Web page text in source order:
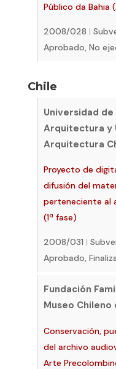
Público da Bahia
2008/028 |
Aprobado, No
Chile
Universidad
Arquitectura y
Arquitectura
Proyecto de
difusión del
perteneciente al
(1ª fase)
2008/031 |
Aprobado,
Fundación
Museo
Conservación,
del archivo
Arte